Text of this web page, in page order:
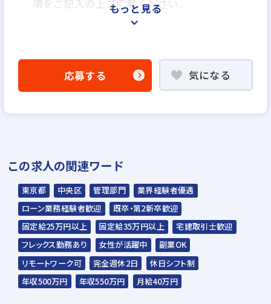
項をご記入の上ご応募ください。
「応募する」よりエントリー
WEB応募書類による書類選考
▼
内定
☆入社時期は相談に応じます。現在、在職中
の方も積極的にご応募ください。
☆応募の秘密は厳守いたします。
もっと見る
応募する 気になる
この求人の関連ワード
東京都 中央区 管理部門
業界経験者優遇
ローン業務経験者歓迎
既卒・第2新卒歓迎
固定給25万円以上
固定給35万円以上
宅建取引士歓迎
フレックス勤務あり
女性が活躍中
副業OK
リモートワーク可
完全週休2日
休日シフト制
年収500万円
年収550万円 月給40万円